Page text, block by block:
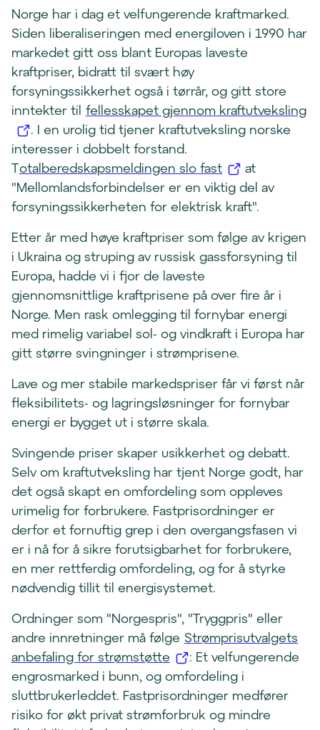
i
n
y
t
t
v
n
d
u
)
Norge har i dag et velfungerende kraftmarked.
Siden liberaliseringen med energiloven i 1990 har
markedet gitt oss blant Europas laveste
kraftpriser, bidratt til svært høy
forsyningssikkerhet også i tørrår, og gitt store
inntekter til fellesskapet gjennom kraftutveksling(
. I en urolig tid tjener kraftutveksling norske
interesser i dobbelt forstand.
Totalberedskapsmeldingen slo fast(
å
p
e
s
n
y
t
t
v
i
u
)
at
"Mellomlandsforbindelser er en viktig del av
forsyningssikkerheten for elektrisk kraft".
Etter år med høye kraftpriser som følge av krigen
i Ukraina og struping av russisk gassforsyning til
Europa, hadde vi i fjor de laveste
gjennomsnittlige kraftprisene på over fire år i
Norge. Men rask omlegging til fornybar energi
med rimelig variabel sol- og vindkraft i Europa har
gitt større svingninger i strømprisene.
Lave og mer stabile markedspriser får vi først når
fleksibilitets- og lagringsløsninger for fornybar
energi er bygget ut i større skala.
Svingende priser skaper usikkerhet og debatt.
Selv om kraftutveksling har tjent Norge godt, har
det også skapt en omfordeling som oppleves
urimelig for forbrukere. Fastprisordninger er
derfor et fornuftig grep i den overgangsfasen vi
er i nå for å sikre forutsigbarhet for forbrukere,
en mer rettferdig omfordeling, og for å styrke
nødvendig tillit til energisystemet.
Ordninger som "Norgespris", "Tryggpris" eller
andre innretninger må følge Strømprisutvalgets
anbefaling for strømstøtte
å
p
n
: Et velfungerende
engrosmarked i bunn, og omfordeling i
sluttbrukerleddet. Fastprisordninger medfører
risiko for økt privat strømforbruk og mindre